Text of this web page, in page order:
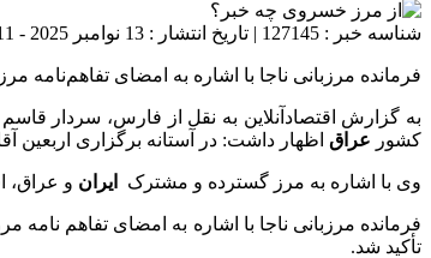
شناسه خبر : 127145 | تاریخ انتشار : 13 نوامبر 2025 - 10:11 | 55 بازدید | تعداد دیدگاه :
فرمانده مرزبانی ناجا با اشاره به امضای تفاهم‌نامه مرزی میان ایران و عراق، از تردد
به گزارش اقتصادآنلاین به نقل از فارس، سردار
کشور عراق اظهار داشت: در آستانه برگزاری اربعین
وی با اشاره به مرز گسترده و مشترک ایران و عراق،
فرمانده مرزبانی ناجا با اشاره به امضای تفاهم
تأکید شد.